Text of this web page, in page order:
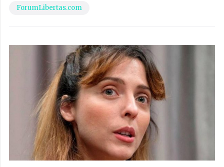
ForumLibertas.com